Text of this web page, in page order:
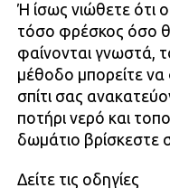
Ή ίσως νιώθετε ότι
τόσο φρέσκος όσο
φαίνονται γνωστά,
μέθοδο μπορείτε
σπίτι σας
ποτήρι νερό και
δωμάτιο βρίσκεστε
Δείτε τις οδηγίες